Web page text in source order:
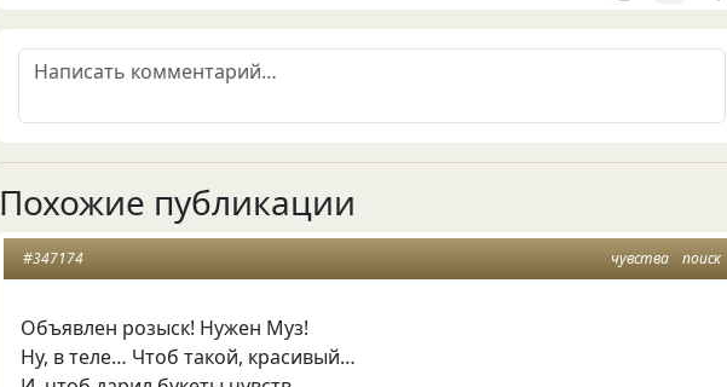
Похожие публикации
чувства поиск
#347174
Объявлен розыск! Нужен Муз!
Ну, в теле… Чтоб такой, красивый…